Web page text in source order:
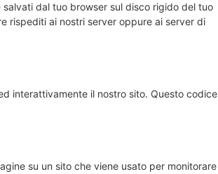
dal tuo browser sul disco rigido del tuo
rispediti ai nostri server oppure ai server di
interattivamente il nostro sito. Questo codice
su un sito che viene usato per